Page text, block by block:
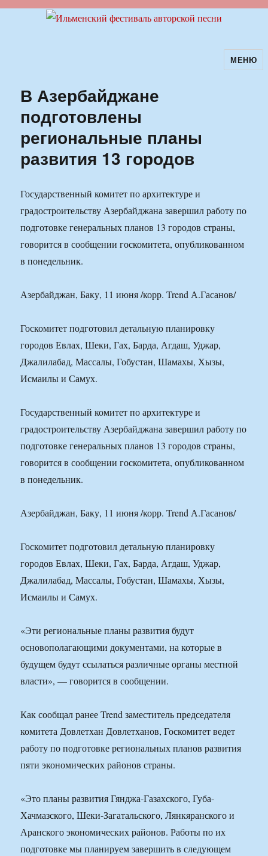
Ильменский фестиваль авторскойМЕНЮ
В Азербайджане
подготовлены
региональные планы
развития 13 городов
Государственный комитет по архитектуре и
градостроительству Азербайджана завершил работу по
подготовке генеральных планов 13 городов страны,
говорится в сообщении госкомитета, опубликованном
в понедельник.
Азербайджан, Баку, 11 июня /корр. Trend А.Гасанов/
Госкомитет подготовил детальную планировку
городов Евлах, Шеки, Гах, Барда, Агдаш, Уджар,
Джалилабад, Массалы, Гобустан, Шамахы, Хызы,
Исмаилы и Самух.
Государственный комитет по архитектуре и
градостроительству Азербайджана завершил работу по
подготовке генеральных планов 13 городов страны,
говорится в сообщении госкомитета, опубликованном
в понедельник.
Азербайджан, Баку, 11 июня /корр. Trend А.Гасанов/
Госкомитет подготовил детальную планировку
городов Евлах, Шеки, Гах, Барда, Агдаш, Уджар,
Джалилабад, Массалы, Гобустан, Шамахы, Хызы,
Исмаилы и Самух.
«Эти региональные планы развития будут
основополагающими документами, на которые в
будущем будут ссылаться различные органы местной
власти», — говорится в сообщении.
Как сообщал ранее Trend заместитель председателя
комитета Довлетхан Довлетханов, Госкомитет ведет
работу по подготовке региональных планов развития
пяти экономических районов страны.
«Это планы развития Гянджа-Газахского, Губа-
Хачмазского, Шеки-Загатальского, Лянкяранского и
Аранского экономических районов. Работы по их
подготовке мы планируем завершить в следующем